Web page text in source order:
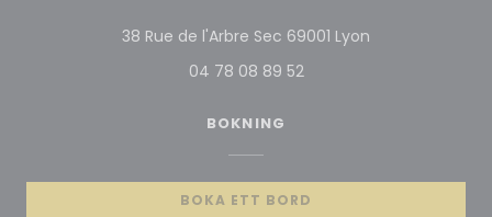
38 Rue de l'Arbre Sec 69001 Lyon
04 78 08 89 52
BOKNING
BOKA ETT BORD